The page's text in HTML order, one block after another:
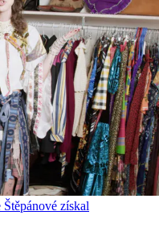
získal